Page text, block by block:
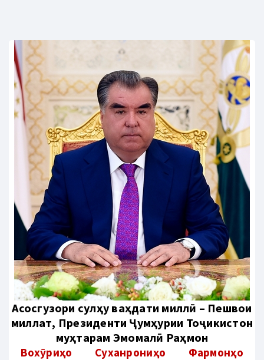
Aсосгузори сулҳу ваҳдати миллӣ – Пешвои
миллат, Президенти Ҷумҳурии Тоҷикистон
муҳтарам Эмомалӣ Раҳмон
Вохӯриҳо Суханрониҳо
Фармонҳо